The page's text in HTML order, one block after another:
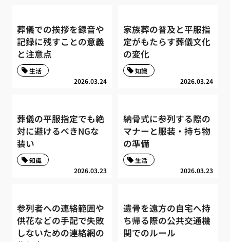
葬儀での挨拶を録音や
記録に残すことの意義
と注意点
2026.03.24
生活
家族葬の普及と平服指
定がもたらす葬儀文化
の変化
2026.03.24
知識
葬儀の平服指定でも絶
対に避けるべきNGな
装い
2026.03.23
知識
納骨式に参列する際の
マナーと服装・持ち物
の準備
2026.03.23
生活
参列者への連絡範囲や
供花などの手配で失敗
しないための連絡網の
遺骨を遠方の自宅へ持
ち帰る際の公共交通機
関でのルール